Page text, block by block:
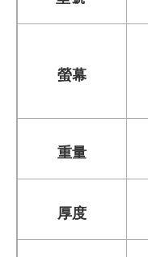
螢幕
重量
厚度